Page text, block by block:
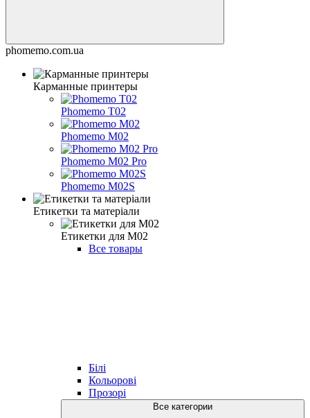
phomemo.com.ua
Карманные принтеры
Phomemo T02
Phomemo M02
Phomemo M02 Pro
Phomemo M02S
Етикетки та матеріали
Етикетки для M02
Все товары
Білі
Кольорові
Прозорі
Все категории